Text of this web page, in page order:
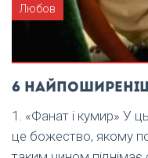
Любов
6
1. «Фанат і кумир» У
це божество, якому